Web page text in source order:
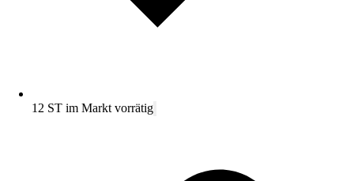
12 ST im Markt vorrätig